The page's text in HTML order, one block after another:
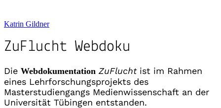
Katrin Gildner
ZuFlucht Webdoku
Die Webdokumentation ZuFluchtist im Rahmen
eines Lehrforschungsprojekts des
Masterstudiengangs Medienwissenschaft an der
Universität Tübingen entstanden.